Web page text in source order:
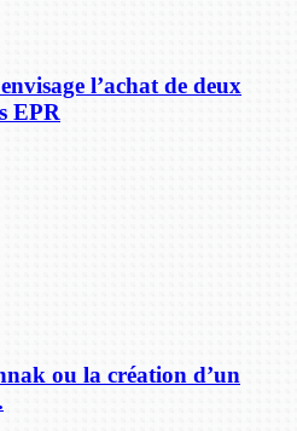
l’achat de deux
EPR
ou la création d’un